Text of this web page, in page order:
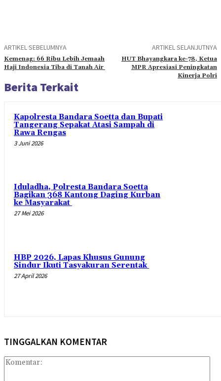
ARTIKEL SEBELUMNYA
Kemenag: 66 Ribu Lebih Jemaah
Haji Indonesia Tiba di Tanah Air
ARTIKEL SELANJUTNYA
HUT Bhayangkara ke-78, Ketua
MPR Apresiasi Peningkatan
Kinerja Polri
Berita Terkait
Kapolresta Bandara Soetta dan Bupati
Tangerang Sepakat Atasi Sampah di
Rawa Rengas
3 Juni 2026
Iduladha, Polresta Bandara Soetta
Bagikan 368 Kantong Daging Kurban
ke Masyarakat
27 Mei 2026
HBP 2026, Lapas Khusus Gunung
Sindur Ikuti Tasyakuran Serentak
27 April 2026
TINGGALKAN KOMENTAR